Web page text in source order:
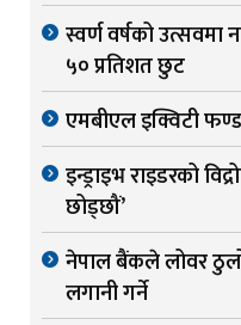
स्वर्ण वर्षको उत्सवमा
५० प्रतिशत छुट
एमबीएल इक्विटी
इन्ड्राइभ राइडरको
छोड्छौं’
नेपाल बैंकले लोवर
लगानी गर्ने